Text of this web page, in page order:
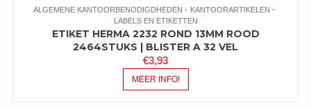
ALGEMENE KANTOORBENODIGDHEDEN
KANTOORARTIKELEN
LABELS EN ETIKETTEN
ETIKET HERMA 2232 ROND 13MM ROOD
2464STUKS | BLISTER A 32 VEL
€3,93
MEER INFO!